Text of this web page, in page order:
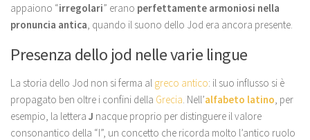
appaiono “irregolari” erano perfettamente armoniosi nella
pronuncia antica , quando il suono dello Jod era ancora presente.
Presenza dello jod nelle varie lingue
La storia dello Jod non si ferma al greco antico: il suo influsso si è
propagato ben oltre i confini della Grecia . Nell’alfabeto latino , per
esempio, la lettera J nacque proprio per distinguere il valore
consonantico della “I”, un concetto che ricorda molto l’antico ruolo